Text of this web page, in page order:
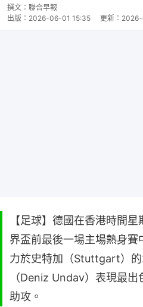
撰文： 聯合早報
出版： 2026-06-01 15:35 更新：
【足球】德國在香港時間
界盃前最後一場主場熱身
力於史特加（Stuttgart）
（Deniz Undav）表現最
助攻。